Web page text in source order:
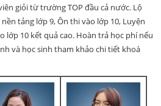
giỏi từ trường TOP đầu cả nước. Lộ
tảng lớp 9, Ôn thi vào lớp 10, Luyện
lớp 10 kết quả cao. Hoàn trả học phí nếu
và học sinh tham khảo chi tiết khoá